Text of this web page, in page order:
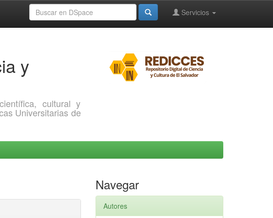
Servicios
y
cultural y
Universitarias de
Navegar
Autores